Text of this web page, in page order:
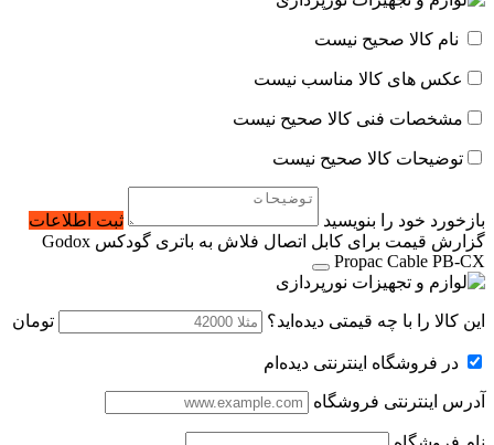
نام کالا صحیح نیست
عکس های کالا مناسب نیست
مشخصات فنی کالا صحیح نیست
توضیحات کالا صحیح نیست
بازخورد خود را بنویسید
ثبت اطلاعات
گزارش قیمت برای کابل اتصال فلاش به باتری گودکس Godox
Propac Cable PB-CX
این کالا را با چه قیمتی دیده‌اید؟ تومان
در فروشگاه اینترنتی دیده‌ام
آدرس اینترنتی فروشگاه